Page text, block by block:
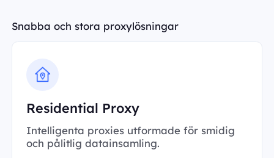
Snabba och stora proxylösningar
Residential Proxy
Intelligenta proxies utformade för smidig
och pålitlig datainsamling.